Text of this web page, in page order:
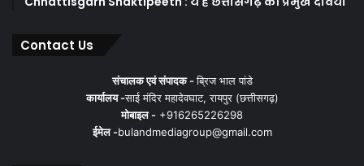
Contact Us
संचालक एवं संपादक -ब्रिज भाल पांडे
कार्यालय -साई मंदिर महादेवघाट, रायपुर (छत्तीसगढ़)
मोबाइल - +916265226298
ईमेल -bulandmediagroup@gmail.com